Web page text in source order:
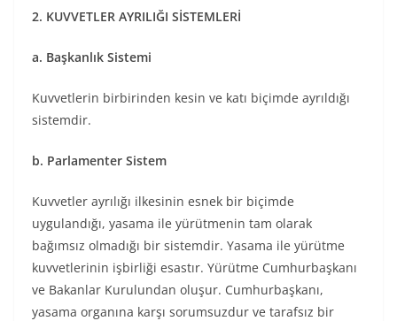
2. KUVVETLER AYRILIĞI SİSTEMLERİ
a. Başkanlık Sistemi
Kuvvetlerin birbirinden kesin ve katı biçimde ayrıldığı
sistemdir.
b. Parlamenter Sistem
Kuvvetler ayrılığı ilkesinin esnek bir biçimde
uygulandığı, yasama ile yürütmenin tam olarak
bağımsız olmadığı bir sistemdir. Yasama ile yürütme
kuvvetlerinin işbirliği esastır. Yürütme Cumhurbaşkanı
ve Bakanlar Kurulundan oluşur. Cumhurbaşkanı,
yasama organına karşı sorumsuzdur ve tarafsız bir